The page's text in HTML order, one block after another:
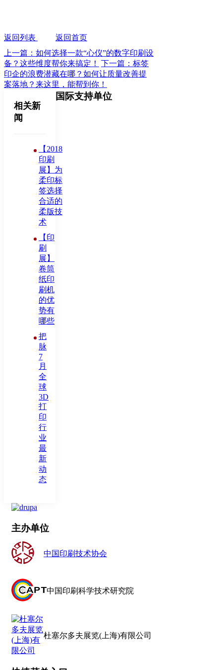
返回列表
返回首页
上一篇：如何选择一款“心仪”的数字印刷设
备？这些维度帮你来搞定！
下一篇：标签
印企的浪费潜藏在哪？如何让质量改善提
案落地？来这里，能帮到你！
相关新
闻
【2018
印刷
展】为
柔印标
签选择
合适的
柔版技
术
【印
刷
展】
卷筒
纸印
刷机
的优
势有
哪些
把
脉
7
月
全
球
3D
打
印
行
业
最
新
动
态
国际支持单位
主办单位
中国印刷技术协会
中国印刷科学技术研究院
杜塞尔多夫展览(上海)有限公司